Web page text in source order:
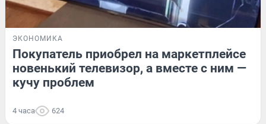
ЭКОНОМИКА
Покупатель приобрел на маркетплейсе
новенький телевизор, а вместе с ним —
кучу проблем
4 часа 624